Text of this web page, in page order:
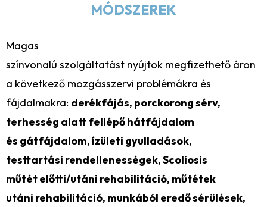
MÓDSZEREK
Magas
színvonalú szolgáltatást nyújtok megfizethető áron
a következő mozgásszervi problémákra és
fájdalmakra: derékfájás, porckorong sérv,
terhesség alatt fellépő hátfájdalom
és gátfájdalom, ízületi gyulladások,
testtartási rendellenességek, Scoliosis
műtét előtti/utáni rehabilitáció, műtétek
utáni rehabilitáció, munkából eredő sérülések,